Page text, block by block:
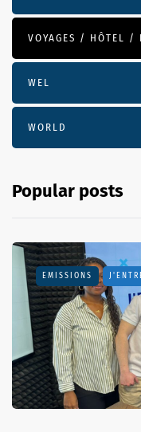
VOYAGES / HÔTEL /
WEL
WORLD
Popular posts
EMISSIONS